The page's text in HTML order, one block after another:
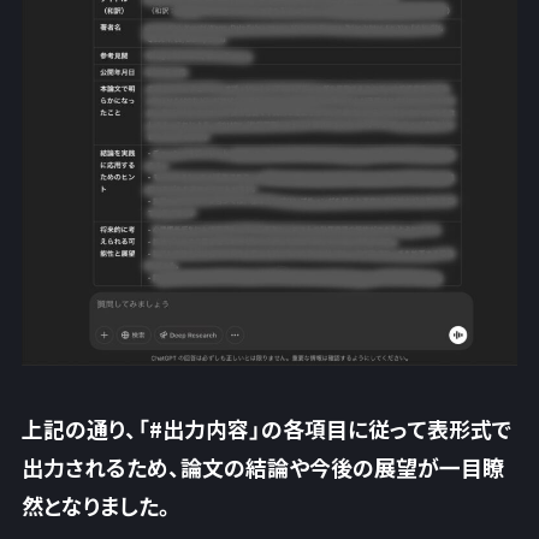
上記の通り、「#出力内容」の各項目に従って表形式で
出力されるため、論文の結論や今後の展望が一目瞭
然となりました。